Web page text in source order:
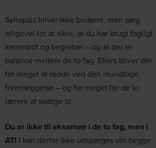
Synopsis bliver ikke bedømt, men sørg
alligevel for at sikre, at du har brugt fagligt
kernestof og begreber – og at der er
balance mellem de to fag. Ellers bliver der
for meget at redde ved den mundtlige
fremlæggelse – og for meget for de to
lærere at spørge til.
Du er ikke til eksamen i de to fag, men i
AT! I kan derfor ikke udspørges om begge